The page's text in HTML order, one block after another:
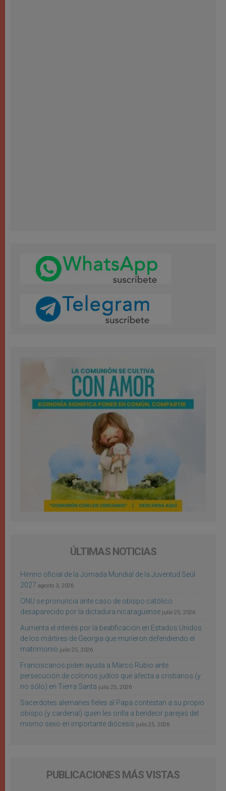
ÚLTIMAS NOTICIAS
Himno oficial de la Jornada Mundial de la Juventud Seúl
2027 agosto 3, 2026
ONU se pronuncia ante caso de obispo católico
desaparecido por la dictadura nicaragüense julio 25, 2026
Aumenta el interés por la beatificación en Estados Unidos
de los mártires de Georgia que murieron defendiendo el
matrimonio julio 25, 2026
Franciscanos piden ayuda a Marco Rubio ante
persecución de colonos judíos que afecta a cristianos (y
no sólo) en Tierra Santa julio 25, 2026
Sacerdotes alemanes fieles al Papa contestan a su propio
obispo (y cardenal) quien les orilla a bendecir parejas del
mismo sexo en importante diócesis julio 25, 2026
PUBLICACIONES MÁS VISTAS